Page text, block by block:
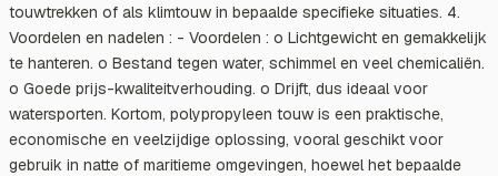
touwtrekken of als klimtouw in bepaalde specifieke situaties. 4.
Voordelen en nadelen : - Voordelen : o Lichtgewicht en gemakkelijk
te hanteren. o Bestand tegen water, schimmel en veel chemicaliën.
o Goede prijs-kwaliteitverhouding. o Drijft, dus ideaal voor
watersporten. Kortom, polypropyleen touw is een praktische,
economische en veelzijdige oplossing, vooral geschikt voor
gebruik in natte of maritieme omgevingen, hoewel het bepaalde